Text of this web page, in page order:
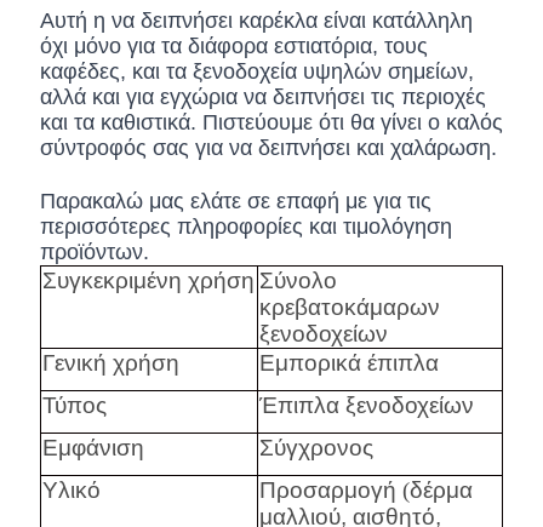
Αυτή η να δειπνήσει καρέκλα είναι κατάλληλη
όχι μόνο για τα διάφορα εστιατόρια, τους
καφέδες, και τα ξενοδοχεία υψηλών σημείων,
αλλά και για εγχώρια να δειπνήσει τις περιοχές
και τα καθιστικά. Πιστεύουμε ότι θα γίνει ο καλός
σύντροφός σας για να δειπνήσει και χαλάρωση.
Παρακαλώ μας ελάτε σε επαφή με για τις
περισσότερες πληροφορίες και τιμολόγηση
προϊόντων.
Συγκεκριμένη χρήση Σύνολο
κρεβατοκάμαρων
ξενοδοχείων
Γενική χρήση
Εμπορικά έπιπλα
Τύπος
Έπιπλα ξενοδοχείων
Εμφάνιση
Σύγχρονος
Υλικό
Προσαρμογή (δέρμα
μαλλιού, αισθητό,